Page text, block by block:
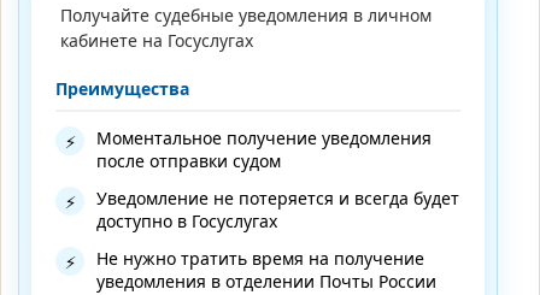
Получайте судебные уведомления в личном
кабинете на Госуслугах
Преимущества
⚡
Моментальное получение уведомления
после отправки судом
⚡
Уведомление не потеряется и всегда будет
доступно в Госуслугах
⚡
Не нужно тратить время на получение
уведомления в отделении Почты России